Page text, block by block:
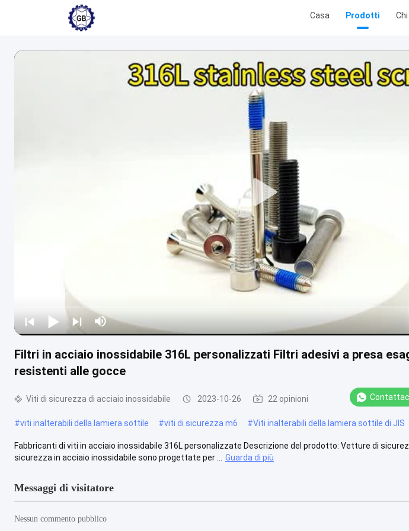
Casa Prodotti
Filtri in acciaio inossidabile 316L personalizzati Filtri adesivi a presa
resistenti alle gocce
Viti di sicurezza di acciaio inossidabile 2023-10-26 22 opinioni
#viti inalterabili della lamiera sottile #viti di sicurezza m6 #Viti inalterabili della lamiera sottile di JIS
Fabbricanti di viti in acciaio inossidabile 316L personalizzate Descrizione del prodotto: Vetture di
sicurezza in acciaio inossidabile sono progettate per ...
Guarda di più
Messaggi di visitatore
Nessun commento pubblico